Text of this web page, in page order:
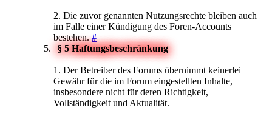
2. Die zuvor genannten Nutzungsrechte bleiben auch
im Falle einer Kündigung des Foren-Accounts
bestehen.#
§ 5 Haftungsbeschränkung
1. Der Betreiber des Forums übernimmt keinerlei
Gewähr für die im Forum eingestellten Inhalte,
insbesondere nicht für deren Richtigkeit,
Vollständigkeit und Aktualität.